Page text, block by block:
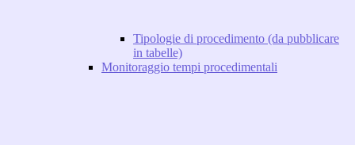
Tipologie di procedimento (da pubblicare
in tabelle)
Monitoraggio tempi procedimentali